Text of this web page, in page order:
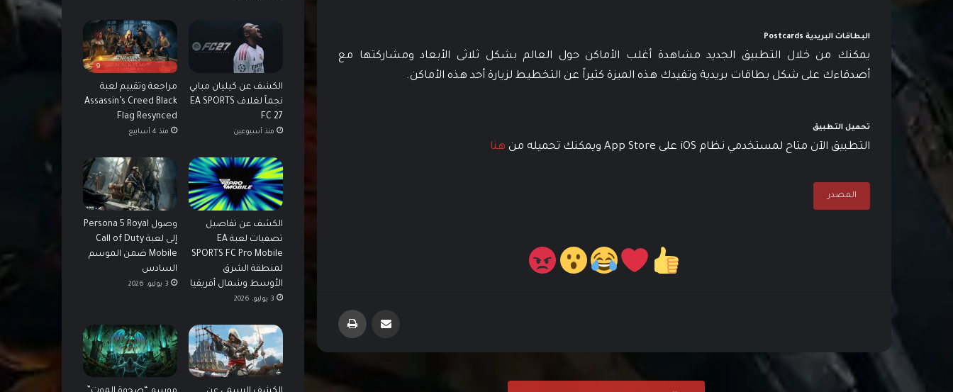
البطاقات البريدية Postcards
يمكنك من خلال التطبيق الجديد مشاهدة أغلب الأماكن حول العالم بشكل ثلاثى الأبعاد ومشاركتها مع
أصدقاءك على شكل بطاقات بريدية وتفيدك هذه الميزة كثيراً عن التخطيط لزيارة أحد هذه الأماكن.
تحميل التطبيق
التطبيق الآن متاح لمستخدمي نظام iOS على App Store ويمكنك تحميله من هنا
المصدر
لمحتواها القادم في PAX West 2025
الكشف عن كيليان مبابي
نجماً لغلاف EA SPORTS
FC 27
منذ أسبوعين
9
مراجعة وتقييم لعبة
Assassin’s Creed Black
Flag Resynced
منذ 4 أسابيع
الكشف عن تفاصيل
تصفيات لعبة EA
SPORTS FC Pro Mobile
لمنطقة الشرق
الأوسط وشمال أفريقيا
3 يوليو، 2026
وصول Persona 5 Royal
إلى لعبة Call of Duty
Mobile ضمن الموسم
السادس
3 يوليو، 2026